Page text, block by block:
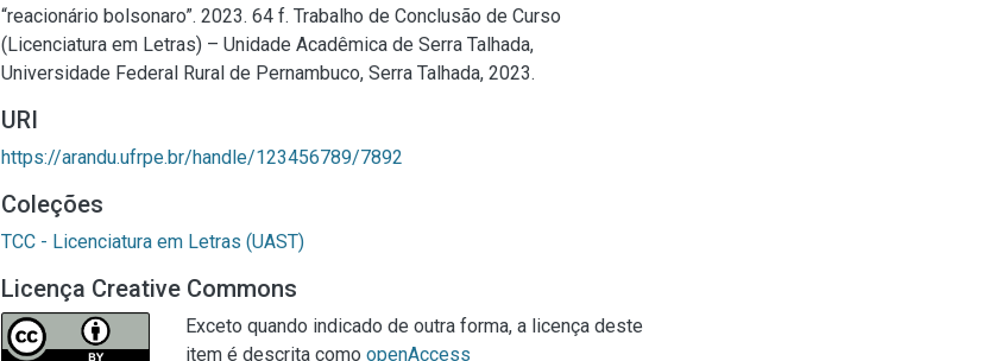
“reacionário bolsonaro”. 2023. 64 f. Trabalho de Conclusão de Curso
(Licenciatura em Letras) – Unidade Acadêmica de Serra Talhada,
Universidade Federal Rural de Pernambuco, Serra Talhada, 2023.
URI
https://arandu.ufrpe.br/handle/123456789/7892
Coleções
TCC - Licenciatura em Letras (UAST)
Licença Creative Commons
Exceto quando indicado de outra forma, a licença deste
item é descrita como openAccess